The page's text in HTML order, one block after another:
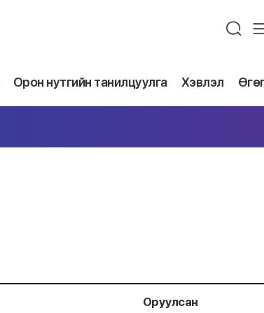
Орон нутгийн танилцуулга Хэвлэл
Оруулсан